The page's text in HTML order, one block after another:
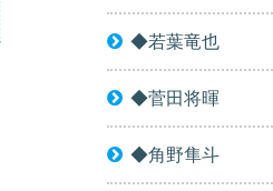
◆若葉竜也
◆菅田将暉
◆角野隼斗